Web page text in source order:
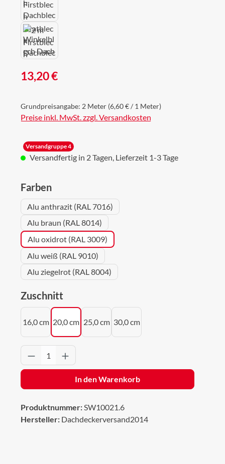
Regulärer Preis:
13,20 €
Grundpreisangabe: 2 Meter (6,60 € / 1 Meter)
Preise inkl. MwSt. zzgl. Versandkosten
Versandgruppe 4
Versandfertig in 2 Tagen, Lieferzeit 1-3 Tage
Farbenauswählen
Alu anthrazit (RAL 7016)
Alu braun (RAL 8014)
Alu oxidrot (RAL 3009)
Alu weiß (RAL 9010)
Alu ziegelrot (RAL 8004)
Zuschnitt
16,0 cm 20,0 cm 25,0 cm 30,0 cm
Produkt Anzahl: Gib den gewünschten
In den Warenkorb
Produktnummer:SW10021.6
Hersteller: Dachdeckerversand2014